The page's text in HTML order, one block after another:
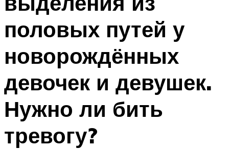
половых путей у
новорождённых
девочек и девушек.
Нужно ли бить
тревогу?